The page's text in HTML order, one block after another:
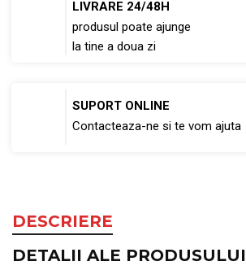
LIVRARE 24/48H
produsul poate ajunge
la tine a doua zi
SUPORT ONLINE
Contacteaza-ne si te vom ajuta
DESCRIERE
DETALII ALE PRODUSULUI